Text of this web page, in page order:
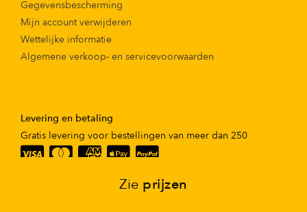
Zie prijzen
Gegevensbescherming
Mijn account verwijderen
Wettelijke informatie
Algemene verkoop- en servicevoorwaarden
Levering en betaling
Gratis levering voor bestellingen van meer dan 250